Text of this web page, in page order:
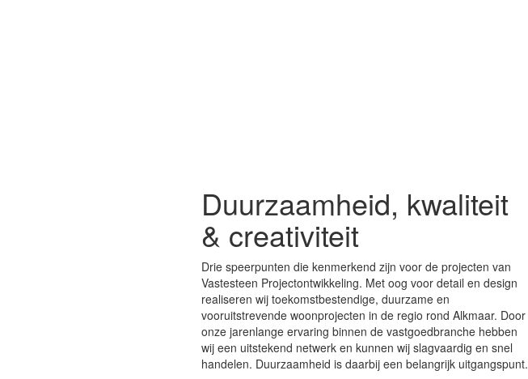
Duurzaamheid, kwaliteit
& creativiteit
Drie speerpunten die kenmerkend zijn voor de projecten van
Vastesteen Projectontwikkeling. Met oog voor detail en design
realiseren wij toekomstbestendige, duurzame en
vooruitstrevende woonprojecten in de regio rond Alkmaar. Door
onze jarenlange ervaring binnen de vastgoedbranche hebben
wij een uitstekend netwerk en kunnen wij slagvaardig en snel
handelen. Duurzaamheid is daarbij een belangrijk uitgangspunt.